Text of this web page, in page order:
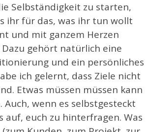
Selbständigkeit zu starten,
ihr für das, was ihr tun wollt
und mit ganzem Herzen
gehört natürlich eine
und ein persönliches
ich gelernt, dass Ziele nicht
Etwas müssen müssen kann
Auch, wenn es selbstgesteckt
auf, euch zu hinterfragen. Was